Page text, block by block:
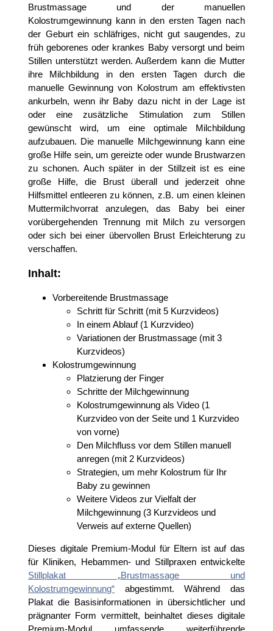
Brustmassage und der manuellen
Kolostrumgewinnung kann in den ersten Tagen nach
der Geburt ein schläfriges, nicht gut saugendes, zu
früh geborenes oder krankes Baby versorgt und beim
Stillen unterstützt werden. Außerdem kann die Mutter
ihre Milchbildung in den ersten Tagen durch die
manuelle Gewinnung von Kolostrum am effektivsten
ankurbeln, wenn ihr Baby dazu nicht in der Lage ist
oder eine zusätzliche Stimulation zum Stillen
gewünscht wird, um eine optimale Milchbildung
aufzubauen. Die manuelle Milchgewinnung kann eine
große Hilfe sein, um gereizte oder wunde Brustwarzen
zu schonen. Auch später in der Stillzeit ist es eine
große Hilfe, die Brust überall und jederzeit ohne
Hilfsmittel entleeren zu können, z.B. um einen kleinen
Muttermilchvorrat anzulegen, das Baby bei einer
vorübergehenden Trennung mit Milch zu versorgen
oder sich bei einer übervollen Brust Erleichterung zu
verschaffen.
Inhalt:
Vorbereitende Brustmassage
Schritt für Schritt (mit 5 Kurzvideos)
In einem Ablauf (1 Kurzvideo)
Variationen der Brustmassage (mit 3
Kurzvideos)
Kolostrumgewinnung
Platzierung der Finger
Schritte der Milchgewinnung
Kolostrumgewinnung als Video (1
Kurzvideo von der Seite und 1 Kurzvideo
von vorne)
Den Milchfluss vor dem Stillen manuell
anregen (mit 2 Kurzvideos)
Strategien, um mehr Kolostrum für Ihr
Baby zu gewinnen
Weitere Videos zur Vielfalt der
Milchgewinnung (3 Kurzvideos und
Verweis auf externe Quellen)
Dieses digitale Premium-Modul für Eltern ist auf das
für Kliniken, Hebammen- und Stillpraxen entwickelte
Stillplakat „Brustmassage und
Kolostrumgewinnung“ abgestimmt. Während das
Plakat die Basisinformationen in übersichtlicher und
prägnanter Form vermittelt, beinhaltet dieses digitale
Premium-Modul umfassende weiterführende